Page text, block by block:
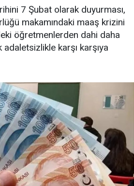
7 Şubat olarak duyurması,
makamındaki maaş krizini
öğretmenlerden dahi daha
karşı karşıya